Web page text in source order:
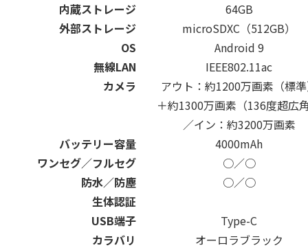
内蔵ストレージ
64GB
外部ストレージ
microSDXC（512GB）
OS
Android 9
無線LAN
IEEE802.11ac
カメラ
アウト：約1200万画素（標
＋約1300万画素（136度超広
／イン：約3200万画素
バッテリー容量
4000mAh
ワンセグ／フルセグ
○／○
防水／防塵
○／○
生体認証
USB端子
Type-C
カラバリ
オーロラブラック